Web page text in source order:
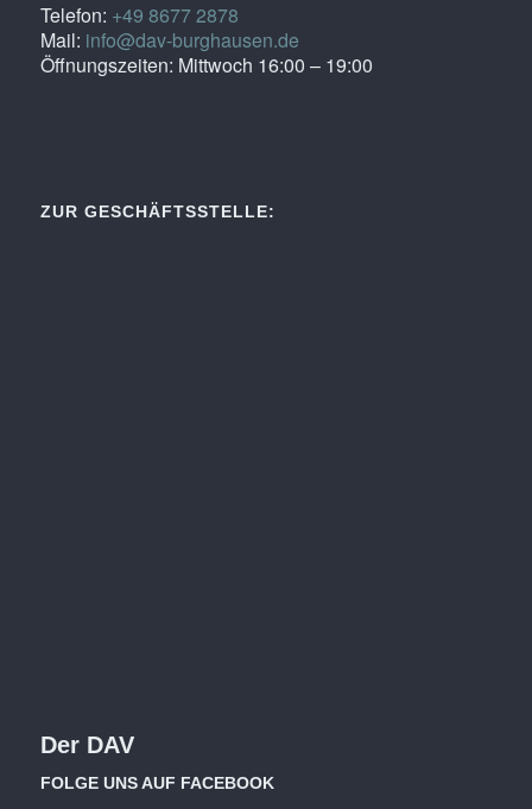
Telefon: +49 8677 2878
Mail: info@dav-burghausen.de
Öffnungszeiten: Mittwoch 16:00 – 19:00
ZUR GESCHÄFTSSTELLE:
Der DAV
FOLGE UNS AUF FACEBOOK